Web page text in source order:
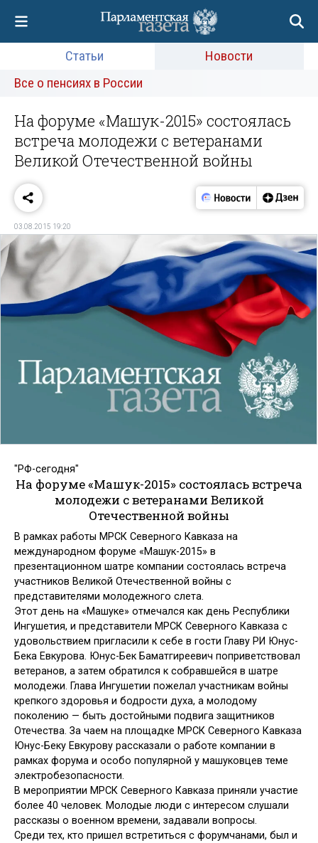
Статьи
Новости
Все о пенсиях в России
На форуме «Машук-2015» состоялась
встреча молодежи с ветеранами
Великой Отечественной войны
03.08.2015 19:20
"РФ-сегодня"
На форуме «Машук-2015» состоялась встреча
молодежи с ветеранами Великой
Отечественной войны
В рамках работы МРСК Северного Кавказа на
международном форуме «Машук-2015» в
презентационном шатре компании состоялась встреча
участников Великой Отечественной войны с
представителями молодежного слета.
Этот день на «Машуке» отмечался как день Республики
Ингушетия, и представители МРСК Северного Кавказа с
удовольствием пригласили к себе в гости Главу РИ Юнус-
Бека Евкурова. Юнус-Бек Баматгиреевич поприветствовал
ветеранов, а затем обратился к собравшейся в шатре
молодежи. Глава Ингушетии пожелал участникам войны
крепкого здоровья и бодрости духа, а молодому
поколению — быть достойными подвига защитников
Отечества. За чаем на площадке МРСК Северного Кавказа
Юнус-Беку Евкурову рассказали о работе компании в
рамках форума и особо популярной у машуковцев теме
электробезопасности.
В мероприятии МРСК Северного Кавказа приняли участие
более 40 человек. Молодые люди с интересом слушали
рассказы о военном времени, задавали вопросы.
Среди тех, кто пришел встретиться с форумчанами, был и